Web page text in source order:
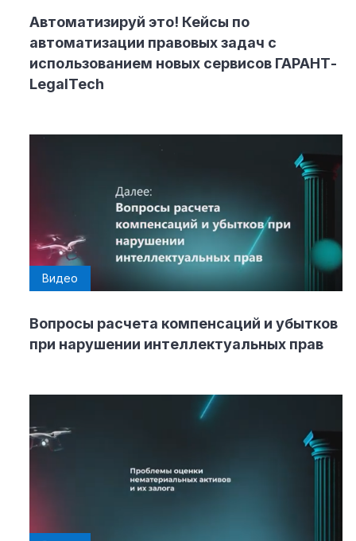
Автоматизируй это! Кейсы по
автоматизации правовых задач с
использованием новых сервисов ГАРАНТ-
LegalTech
Видео
Вопросы расчета компенсаций и убытков
при нарушении интеллектуальных прав